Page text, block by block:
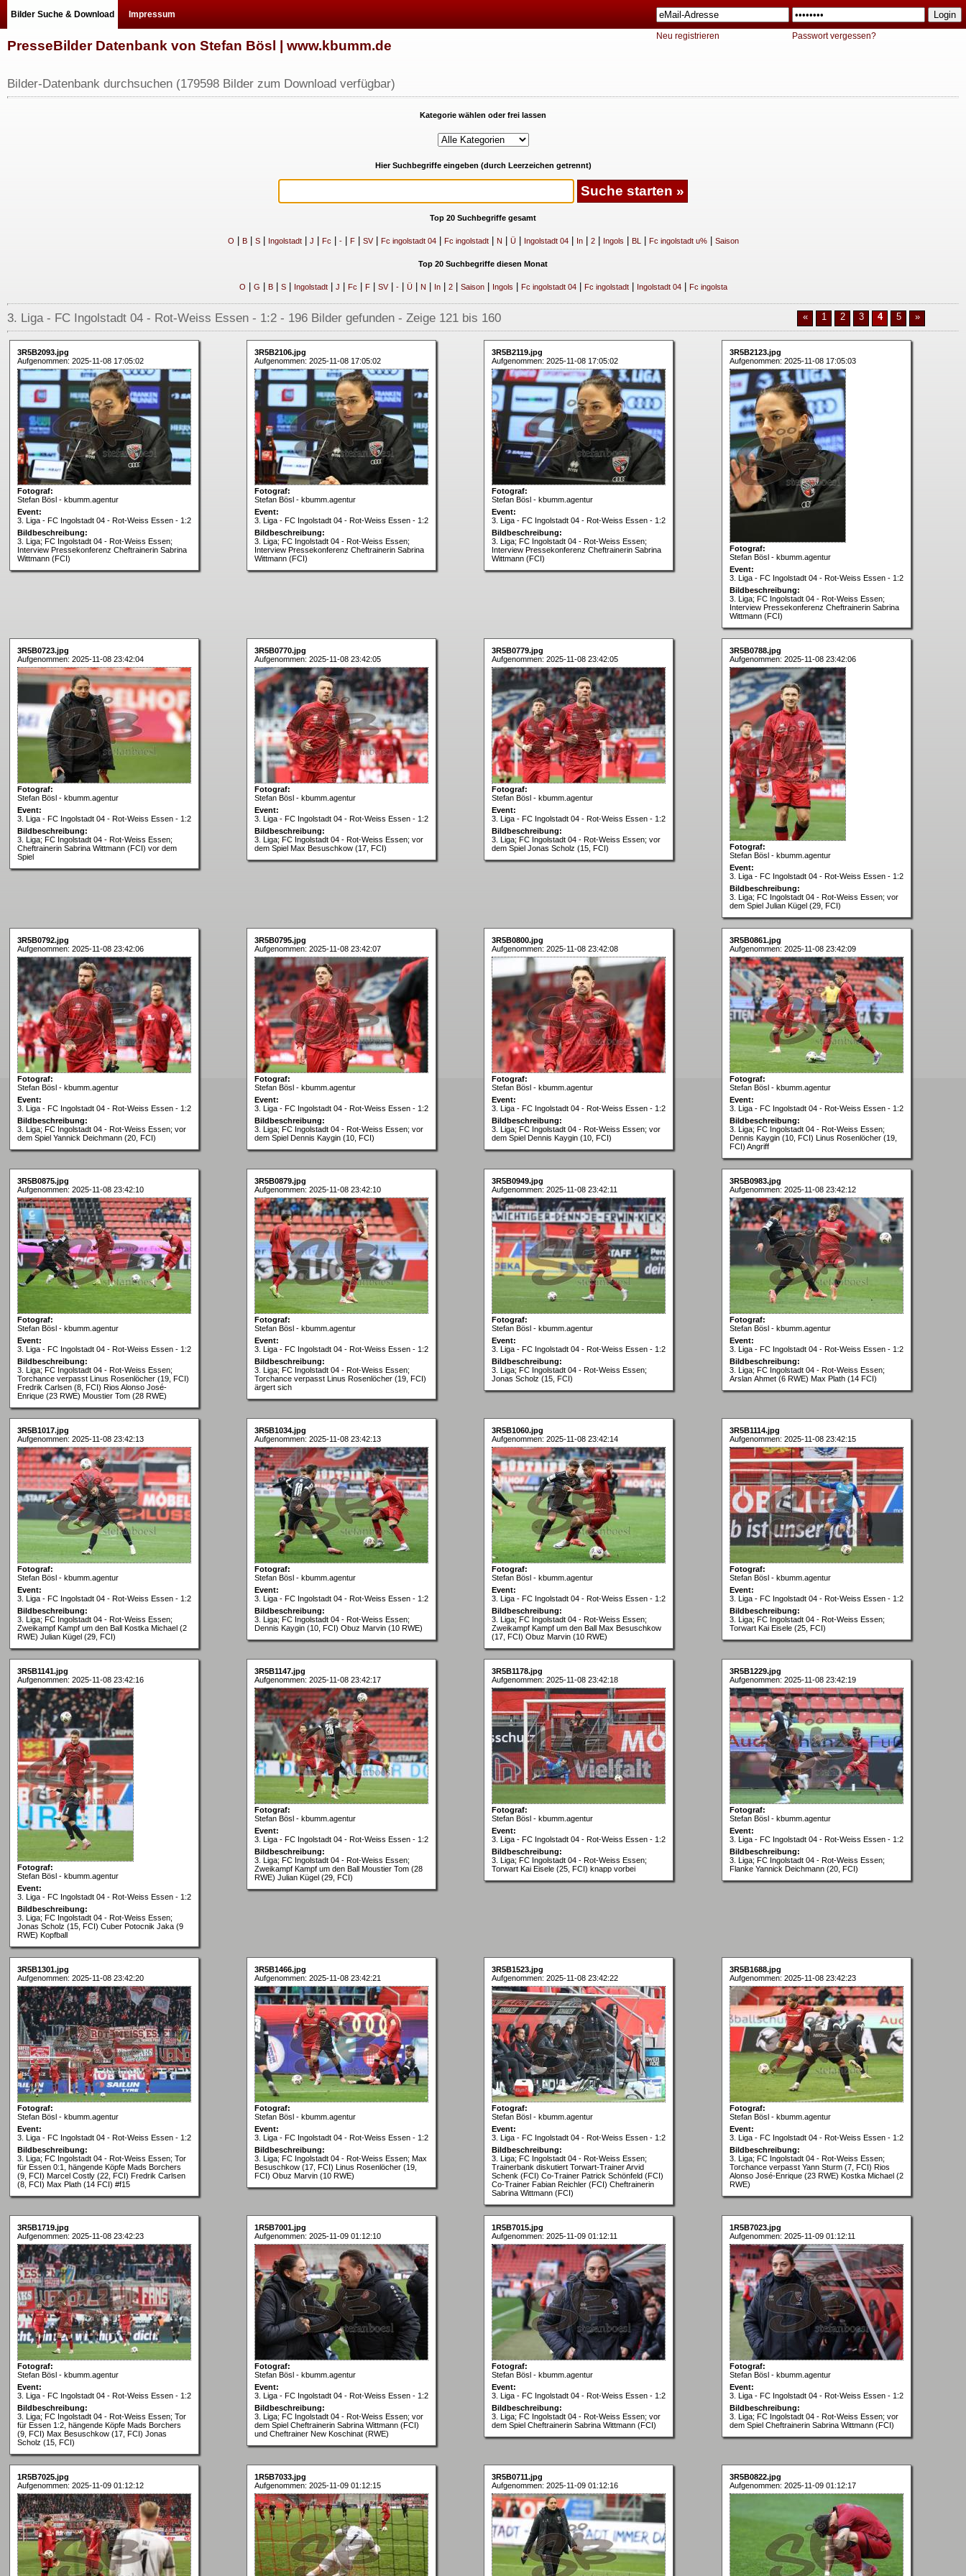
Bilder Suche & Download Impressum
Neu registrieren Passwort vergessen?
PresseBilder Datenbank von Stefan Bösl | www.kbumm.de
Bilder-Datenbank durchsuchen (179598 Bilder zum Download verfügbar)
Kategorie wählen oder frei lassen
Hier Suchbegriffe eingeben (durch Leerzeichen getrennt)
Top 20 Suchbegriffe gesamt
O B| S| Ingolstadt| J Fc -| F| SV| Fc ingolstadt 04| Fc ingolstadt| N Ü Ingolstadt 04| In| 2| Ingols BL | Fc ingolstadt u%| Saison
Top 20 Suchbegriffe diesen Monat
O G B| S| Ingolstadt| J Fc F| SV| -| Ü| N In| 2| Saison| Ingols Fc ingolstadt 04| Fc ingolstadt| Ingolstadt 04| Fc ingolsta
3. Liga - FC Ingolstadt 04 - Rot-Weiss Essen - 1:2 - 196 Bilder gefunden - Zeige 121 bis 160 « 1 2 3 4 5 »
3R5B2093.jpg
Aufgenommen: 2025-11-08 17:05:02
Fotograf:
Stefan Bösl - kbumm.agentur
Event:
3. Liga - FC Ingolstadt 04 - Rot-Weiss Essen - 1:2
Bildbeschreibung:
3. Liga; FC Ingolstadt 04 - Rot-Weiss Essen;
Interview Pressekonferenz Cheftrainerin Sabrina
Wittmann (FCI)
3R5B2106.jpg
Aufgenommen: 2025-11-08 17:05:02
Fotograf:
Stefan Bösl - kbumm.agentur
Event:
3. Liga - FC Ingolstadt 04 - Rot-Weiss Essen - 1:2
Bildbeschreibung:
3. Liga; FC Ingolstadt 04 - Rot-Weiss Essen;
Interview Pressekonferenz Cheftrainerin Sabrina
Wittmann (FCI)
3R5B2119.jpg
Aufgenommen: 2025-11-08 17:05:02
Fotograf:
Stefan Bösl - kbumm.agentur
Event:
3. Liga - FC Ingolstadt 04 - Rot-Weiss Essen - 1:2
Bildbeschreibung:
3. Liga; FC Ingolstadt 04 - Rot-Weiss Essen;
Interview Pressekonferenz Cheftrainerin Sabrina
Wittmann (FCI)
3R5B2123.jpg
Aufgenommen: 2025-11-08 17:05:03
Fotograf:
Stefan Bösl - kbumm.agentur
Event:
3. Liga - FC Ingolstadt 04 - Rot-Weiss Essen - 1:2
Bildbeschreibung:
3. Liga; FC Ingolstadt 04 - Rot-Weiss Essen;
Interview Pressekonferenz Cheftrainerin Sabrina
Wittmann (FCI)
3R5B0723.jpg
Aufgenommen: 2025-11-08 23:42:04
Fotograf:
Stefan Bösl - kbumm.agentur
Event:
3. Liga - FC Ingolstadt 04 - Rot-Weiss Essen - 1:2
Bildbeschreibung:
3. Liga; FC Ingolstadt 04 - Rot-Weiss Essen;
Cheftrainerin Sabrina Wittmann (FCI) vor dem
Spiel
3R5B0770.jpg
Aufgenommen: 2025-11-08 23:42:05
Fotograf:
Stefan Bösl - kbumm.agentur
Event:
3. Liga - FC Ingolstadt 04 - Rot-Weiss Essen - 1:2
Bildbeschreibung:
3. Liga; FC Ingolstadt 04 - Rot-Weiss Essen; vor
dem Spiel Max Besuschkow (17, FCI)
3R5B0779.jpg
Aufgenommen: 2025-11-08 23:42:05
Fotograf:
Stefan Bösl - kbumm.agentur
Event:
3. Liga - FC Ingolstadt 04 - Rot-Weiss Essen - 1:2
Bildbeschreibung:
3. Liga; FC Ingolstadt 04 - Rot-Weiss Essen; vor
dem Spiel Jonas Scholz (15, FCI)
3R5B0788.jpg
Aufgenommen: 2025-11-08 23:42:06
Fotograf:
Stefan Bösl - kbumm.agentur
Event:
3. Liga - FC Ingolstadt 04 - Rot-Weiss Essen - 1:2
Bildbeschreibung:
3. Liga; FC Ingolstadt 04 - Rot-Weiss Essen; vor
dem Spiel Julian Kügel (29, FCI)
3R5B0792.jpg
Aufgenommen: 2025-11-08 23:42:06
Fotograf:
Stefan Bösl - kbumm.agentur
Event:
3. Liga - FC Ingolstadt 04 - Rot-Weiss Essen - 1:2
Bildbeschreibung:
3. Liga; FC Ingolstadt 04 - Rot-Weiss Essen; vor
dem Spiel Yannick Deichmann (20, FCI)
3R5B0795.jpg
Aufgenommen: 2025-11-08 23:42:07
Fotograf:
Stefan Bösl - kbumm.agentur
Event:
3. Liga - FC Ingolstadt 04 - Rot-Weiss Essen - 1:2
Bildbeschreibung:
3. Liga; FC Ingolstadt 04 - Rot-Weiss Essen; vor
dem Spiel Dennis Kaygin (10, FCI)
3R5B0800.jpg
Aufgenommen: 2025-11-08 23:42:08
Fotograf:
Stefan Bösl - kbumm.agentur
Event:
3. Liga - FC Ingolstadt 04 - Rot-Weiss Essen - 1:2
Bildbeschreibung:
3. Liga; FC Ingolstadt 04 - Rot-Weiss Essen; vor
dem Spiel Dennis Kaygin (10, FCI)
3R5B0861.jpg
Aufgenommen: 2025-11-08 23:42:09
Fotograf:
Stefan Bösl - kbumm.agentur
Event:
3. Liga - FC Ingolstadt 04 - Rot-Weiss Essen - 1:2
Bildbeschreibung:
3. Liga; FC Ingolstadt 04 - Rot-Weiss Essen;
Dennis Kaygin (10, FCI) Linus Rosenlöcher (19,
FCI) Angriff
3R5B0875.jpg
Aufgenommen: 2025-11-08 23:42:10
Fotograf:
Stefan Bösl - kbumm.agentur
Event:
3. Liga - FC Ingolstadt 04 - Rot-Weiss Essen - 1:2
Bildbeschreibung:
3. Liga; FC Ingolstadt 04 - Rot-Weiss Essen;
Torchance verpasst Linus Rosenlöcher (19, FCI)
Fredrik Carlsen (8, FCI) Rios Alonso José-
Enrique (23 RWE) Moustier Tom (28 RWE)
3R5B0879.jpg
Aufgenommen: 2025-11-08 23:42:10
Fotograf:
Stefan Bösl - kbumm.agentur
Event:
3. Liga - FC Ingolstadt 04 - Rot-Weiss Essen - 1:2
Bildbeschreibung:
3. Liga; FC Ingolstadt 04 - Rot-Weiss Essen;
Torchance verpasst Linus Rosenlöcher (19, FCI)
ärgert sich
3R5B0949.jpg
Aufgenommen: 2025-11-08 23:42:11
Fotograf:
Stefan Bösl - kbumm.agentur
Event:
3. Liga - FC Ingolstadt 04 - Rot-Weiss Essen - 1:2
Bildbeschreibung:
3. Liga; FC Ingolstadt 04 - Rot-Weiss Essen;
Jonas Scholz (15, FCI)
3R5B0983.jpg
Aufgenommen: 2025-11-08 23:42:12
Fotograf:
Stefan Bösl - kbumm.agentur
Event:
3. Liga - FC Ingolstadt 04 - Rot-Weiss Essen - 1:2
Bildbeschreibung:
3. Liga; FC Ingolstadt 04 - Rot-Weiss Essen;
Arslan Ahmet (6 RWE) Max Plath (14 FCI)
3R5B1017.jpg
Aufgenommen: 2025-11-08 23:42:13
Fotograf:
Stefan Bösl - kbumm.agentur
Event:
3. Liga - FC Ingolstadt 04 - Rot-Weiss Essen - 1:2
Bildbeschreibung:
3. Liga; FC Ingolstadt 04 - Rot-Weiss Essen;
Zweikampf Kampf um den Ball Kostka Michael (2
RWE) Julian Kügel (29, FCI)
3R5B1034.jpg
Aufgenommen: 2025-11-08 23:42:13
Fotograf:
Stefan Bösl - kbumm.agentur
Event:
3. Liga - FC Ingolstadt 04 - Rot-Weiss Essen - 1:2
Bildbeschreibung:
3. Liga; FC Ingolstadt 04 - Rot-Weiss Essen;
Dennis Kaygin (10, FCI) Obuz Marvin (10 RWE)
3R5B1060.jpg
Aufgenommen: 2025-11-08 23:42:14
Fotograf:
Stefan Bösl - kbumm.agentur
Event:
3. Liga - FC Ingolstadt 04 - Rot-Weiss Essen - 1:2
Bildbeschreibung:
3. Liga; FC Ingolstadt 04 - Rot-Weiss Essen;
Zweikampf Kampf um den Ball Max Besuschkow
(17, FCI) Obuz Marvin (10 RWE)
3R5B1114.jpg
Aufgenommen: 2025-11-08 23:42:15
Fotograf:
Stefan Bösl - kbumm.agentur
Event:
3. Liga - FC Ingolstadt 04 - Rot-Weiss Essen - 1:2
Bildbeschreibung:
3. Liga; FC Ingolstadt 04 - Rot-Weiss Essen;
Torwart Kai Eisele (25, FCI)
3R5B1141.jpg
Aufgenommen: 2025-11-08 23:42:16
Fotograf:
Stefan Bösl - kbumm.agentur
Event:
3. Liga - FC Ingolstadt 04 - Rot-Weiss Essen - 1:2
Bildbeschreibung:
3. Liga; FC Ingolstadt 04 - Rot-Weiss Essen;
Jonas Scholz (15, FCI) Cuber Potocnik Jaka (9
RWE) Kopfball
3R5B1147.jpg
Aufgenommen: 2025-11-08 23:42:17
Fotograf:
Stefan Bösl - kbumm.agentur
Event:
3. Liga - FC Ingolstadt 04 - Rot-Weiss Essen - 1:2
Bildbeschreibung:
3. Liga; FC Ingolstadt 04 - Rot-Weiss Essen;
Zweikampf Kampf um den Ball Moustier Tom (28
RWE) Julian Kügel (29, FCI)
3R5B1178.jpg
Aufgenommen: 2025-11-08 23:42:18
Fotograf:
Stefan Bösl - kbumm.agentur
Event:
3. Liga - FC Ingolstadt 04 - Rot-Weiss Essen - 1:2
Bildbeschreibung:
3. Liga; FC Ingolstadt 04 - Rot-Weiss Essen;
Torwart Kai Eisele (25, FCI) knapp vorbei
3R5B1229.jpg
Aufgenommen: 2025-11-08 23:42:19
Fotograf:
Stefan Bösl - kbumm.agentur
Event:
3. Liga - FC Ingolstadt 04 - Rot-Weiss Essen - 1:2
Bildbeschreibung:
3. Liga; FC Ingolstadt 04 - Rot-Weiss Essen;
Flanke Yannick Deichmann (20, FCI)
3R5B1301.jpg
Aufgenommen: 2025-11-08 23:42:20
Fotograf:
Stefan Bösl - kbumm.agentur
Event:
3. Liga - FC Ingolstadt 04 - Rot-Weiss Essen - 1:2
Bildbeschreibung:
3. Liga; FC Ingolstadt 04 - Rot-Weiss Essen; Tor
für Essen 0:1, hängende Köpfe Mads Borchers
(9, FCI) Marcel Costly (22, FCI) Fredrik Carlsen
(8, FCI) Max Plath (14 FCI) #f15
3R5B1466.jpg
Aufgenommen: 2025-11-08 23:42:21
Fotograf:
Stefan Bösl - kbumm.agentur
Event:
3. Liga - FC Ingolstadt 04 - Rot-Weiss Essen - 1:2
Bildbeschreibung:
3. Liga; FC Ingolstadt 04 - Rot-Weiss Essen; Max
Besuschkow (17, FCI) Linus Rosenlöcher (19,
FCI) Obuz Marvin (10 RWE)
3R5B1523.jpg
Aufgenommen: 2025-11-08 23:42:22
Fotograf:
Stefan Bösl - kbumm.agentur
Event:
3. Liga - FC Ingolstadt 04 - Rot-Weiss Essen - 1:2
Bildbeschreibung:
3. Liga; FC Ingolstadt 04 - Rot-Weiss Essen;
Trainerbank diskutiert Torwart-Trainer Arvid
Schenk (FCI) Co-Trainer Patrick Schönfeld (FCI)
Co-Trainer Fabian Reichler (FCI) Cheftrainerin
Sabrina Wittmann (FCI)
3R5B1688.jpg
Aufgenommen: 2025-11-08 23:42:23
Fotograf:
Stefan Bösl - kbumm.agentur
Event:
3. Liga - FC Ingolstadt 04 - Rot-Weiss Essen - 1:2
Bildbeschreibung:
3. Liga; FC Ingolstadt 04 - Rot-Weiss Essen;
Torchance verpasst Yann Sturm (7, FCI) Rios
Alonso José-Enrique (23 RWE) Kostka Michael (2
RWE)
3R5B1719.jpg
Aufgenommen: 2025-11-08 23:42:23
Fotograf:
Stefan Bösl - kbumm.agentur
Event:
3. Liga - FC Ingolstadt 04 - Rot-Weiss Essen - 1:2
Bildbeschreibung:
3. Liga; FC Ingolstadt 04 - Rot-Weiss Essen; Tor
für Essen 1:2, hängende Köpfe Mads Borchers
(9, FCI) Max Besuschkow (17, FCI) Jonas
Scholz (15, FCI)
1R5B7001.jpg
Aufgenommen: 2025-11-09 01:12:10
Fotograf:
Stefan Bösl - kbumm.agentur
Event:
3. Liga - FC Ingolstadt 04 - Rot-Weiss Essen - 1:2
Bildbeschreibung:
3. Liga; FC Ingolstadt 04 - Rot-Weiss Essen; vor
dem Spiel Cheftrainerin Sabrina Wittmann (FCI)
und Cheftrainer New Koschinat (RWE)
1R5B7015.jpg
Aufgenommen: 2025-11-09 01:12:11
Fotograf:
Stefan Bösl - kbumm.agentur
Event:
3. Liga - FC Ingolstadt 04 - Rot-Weiss Essen - 1:2
Bildbeschreibung:
3. Liga; FC Ingolstadt 04 - Rot-Weiss Essen; vor
dem Spiel Cheftrainerin Sabrina Wittmann (FCI)
1R5B7023.jpg
Aufgenommen: 2025-11-09 01:12:11
Fotograf:
Stefan Bösl - kbumm.agentur
Event:
3. Liga - FC Ingolstadt 04 - Rot-Weiss Essen - 1:2
Bildbeschreibung:
3. Liga; FC Ingolstadt 04 - Rot-Weiss Essen; vor
dem Spiel Cheftrainerin Sabrina Wittmann (FCI)
1R5B7025.jpg
Aufgenommen: 2025-11-09 01:12:12
1R5B7033.jpg
Aufgenommen: 2025-11-09 01:12:15
3R5B0711.jpg
Aufgenommen: 2025-11-09 01:12:16
3R5B0822.jpg
Aufgenommen: 2025-11-09 01:12:17